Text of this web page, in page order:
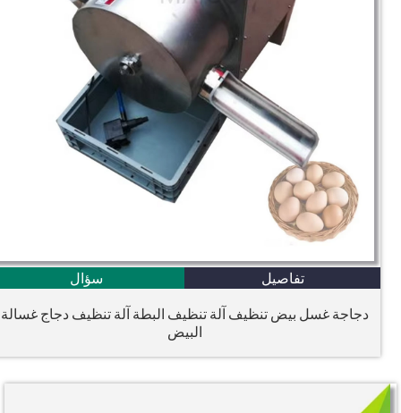
تفاصيل سؤال
دجاجة غسل بيض تنظيف آلة تنظيف البطة آلة تنظيف دجاج غسالة
البيض